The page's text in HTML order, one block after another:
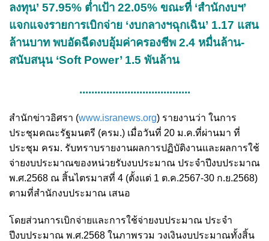
ลงทุน’ 57.95% ต่ำเป้า 22.05% ขณะที่ ‘สำนักงบฯ’
แจกแจงรายการเบิกจ่าย ‘งบกลางฯฉุกเฉิน’ 1.17 แสน
ล้านบาท พบอัดฉีดงบอุ้มค่าครองชีพ 2.4 หมื่นล้าน-
สนับสนุน ‘Soft Power’ 1.5 พันล้าน
.....................................
สำนักข่าวอิศรา (www.isranews.org) รายงานว่า ในการ
ประชุมคณะรัฐมนตรี (ครม.) เมื่อวันที่ 20 ม.ค.ที่ผ่านมา ที่
ประชุม ครม. รับทราบรายงานผลการปฏิบัติงานและผลการใช้
จ่ายงบประมาณของหน่วยรับงบประมาณ ประจำปีงบประมาณ
พ.ศ.2568 ณ สิ้นไตรมาสที่ 4 (ตั้งแต่ 1 ต.ค.2567-30 ก.ย.2568)
ตามที่สำนักงบประมาณ เสนอ
โดยส่วนการเบิกจ่ายและการใช้จ่ายงบประมาณ ประจำ
ปีงบประมาณ พ.ศ.2568 ในภาพรวม วงเงินงบประมาณทั้งสิ้น